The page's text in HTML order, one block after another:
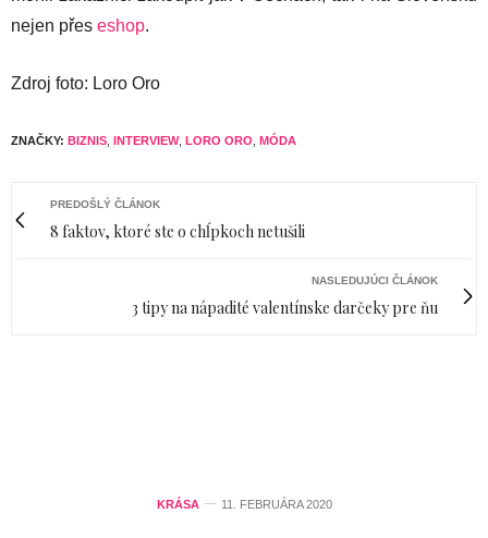
nejen přes eshop.
Zdroj foto: Loro Oro
ZNAČKY: BIZNIS INTERVIEW, LORO ORO MÓDA
PREDOŠLÝ ČLÁNOK
8 faktov, ktoré ste o chĺpkoch netušili
NASLEDUJÚCI ČLÁNOK
3 tipy na nápadité valentínske darčeky pre ňu
KRÁSA 11. FEBRUÁRA 2020